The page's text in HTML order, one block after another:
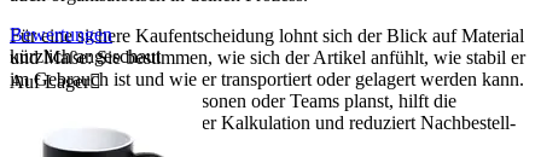
Für eine sichere Kaufentscheidung lohnt sich der Blick auf Material
und Maße: Sie bestimmen, wie sich der Artikel anfühlt, wie stabil er
im Gebrauch ist und wie er transportiert oder gelagert werden kann.
Wenn du für mehrere Personen oder Teams planst, hilft die
Verpackungseinheit bei der Kalkulation und reduziert Nachbestell-
Risiken.
Bewertungen
kürzlich angeschaut
Auf Lager